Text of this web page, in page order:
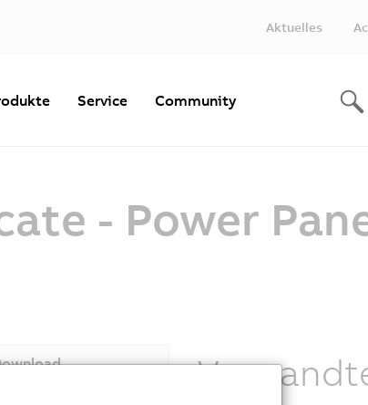
Aktuelles
Service Community
- Power